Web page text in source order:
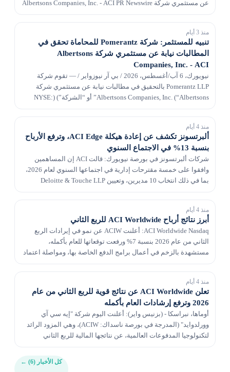
عن مستثمري شركة Albertsons Companies, Inc. - ACI PR Newswire
منذ 3 أيام
تنبيه للمستثمر: شركة Pomerantz للمحاماة تحقق في
المطالبات نيابة عن مستثمري شركة Albertsons
Companies, Inc. - ACI
نيويورك، 6 آب/أغسطس، 2026 / بي آر نيوزواير / — تقوم شركة
Pomerantz LLP بالتحقيق في مطالبات نيابة عن مستثمري شركة
Albertsons Companies, Inc. (“Albertsons” أو “الشركة”) (NYSE:
منذ 4 أيام
ألبرتسونز تكشف عن إعادة هيكلة ACI Edge، وترفع الأرباح
بنسبة 13% في الاجتماع السنوي
شركات ألبرتسونز في بورصة نيويورك: قالت ACI إن المساهمين
وافقوا على خمسة مقترحات إدارية في اجتماعها السنوي لعام 2026،
بما في ذلك انتخاب 10 مديرين، وتعيين Deloitte & Touche LLP
منذ 4 أيام
أبرز نتائج أرباح ACI Worldwide للربع الثاني
ACI Worldwide Nasdaq: أعلنت ACIW عن نمو في إيرادات الربع
الثاني من عام 2026 بنسبة 7% ورفعت توقعاتها للعام بأكمله،
مستشهدة بالزخم في أعمال برامج الدفع الخاصة بها، ومواصلة اعتماد
منذ 4 أيام
تعلن ACI Worldwide عن نتائج قوية للربع الثاني من عام
2026 وترفع إرشادات العام بأكمله
أوماها، نبراسكا - (بزنيس واير): أعلنت اليوم شركة "إيه سي آي
وورلدوايد" (المدرجة في بورصة ناسداك: ACIW)، وهي المزود الرائد
لتكنولوجيا المدفوعات العالمية، عن نتائجها المالية للربع الثاني
كل الأخبار (6) ←